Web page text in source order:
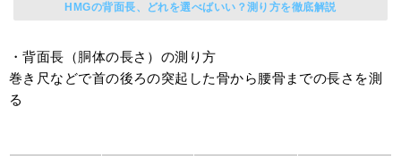
HMGの背面長、どれを選べばいい？測り方を徹底解説
・背面長（胴体の長さ）の測り方
巻き尺などで首の後ろの突起した骨から腰骨までの長さを測
る